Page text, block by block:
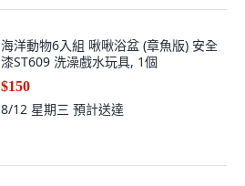
海洋動物6入組 啾啾浴盆 (章魚版) 安全
漆ST609 洗澡戲水玩具, 1個
$150
8/12 星期三 預計送達